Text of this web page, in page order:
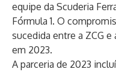
equipe da Scuderia
Fórmula 1. O
sucedida entre a ZCG
em 2023.
A parceria de 2023